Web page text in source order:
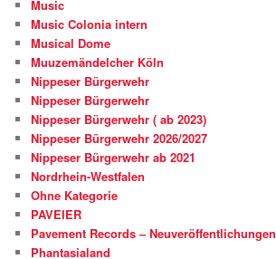
Music
Music Colonia intern
Musical Dome
Muuzemändelcher Köln
Nippeser Bürgerwehr
Nippeser Bürgerwehr
Nippeser Bürgerwehr ( ab 2023)
Nippeser Bürgerwehr 2026/2027
Nippeser Bürgerwehr ab 2021
Nordrhein-Westfalen
Ohne Kategorie
PAVEIER
Pavement Records – Neuveröffentlichungen
Phantasialand